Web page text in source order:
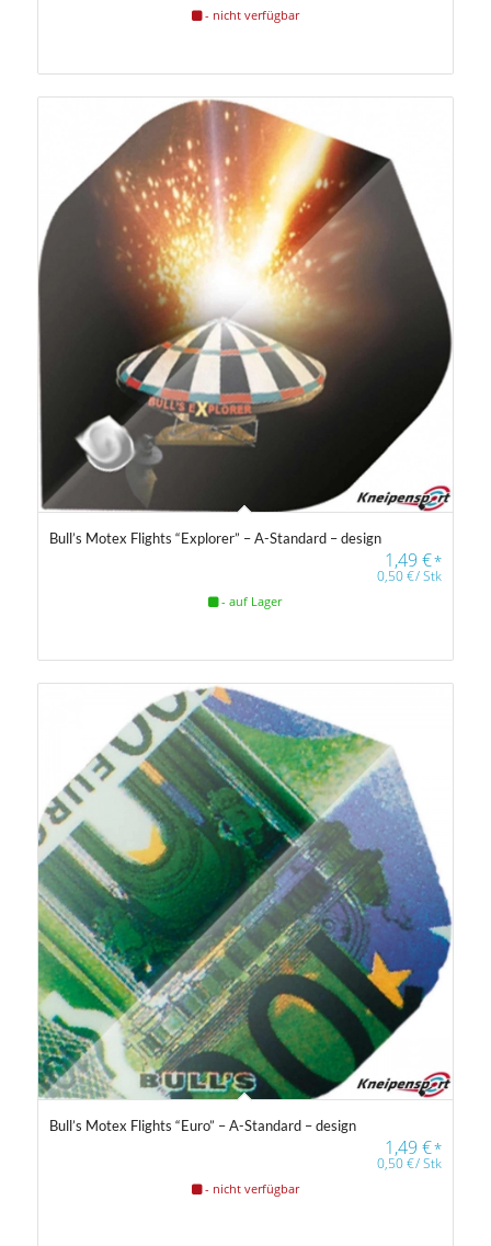
- nicht verfügbar
Bull’s Motex Flights “Explorer” – A-Standard – design
1,49€*
0,50€/Stk
- auf Lager
Bull’s Motex Flights “Euro” – A-Standard – design
1,49€*
0,50€/Stk
- nicht verfügbar